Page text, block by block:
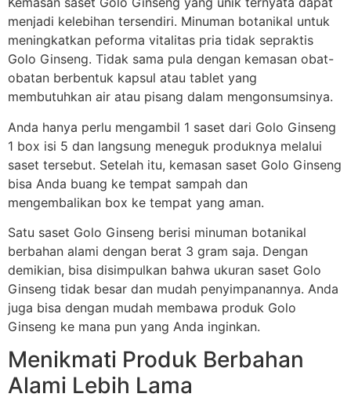
menjadi kelebihan tersendiri. Minuman botanikal untuk
meningkatkan peforma vitalitas pria tidak sepraktis
Golo Ginseng. Tidak sama pula dengan kemasan obat-
obatan berbentuk kapsul atau tablet yang
membutuhkan air atau pisang dalam mengonsumsinya.
Anda hanya perlu mengambil 1 saset dari Golo Ginseng
1 box isi 5 dan langsung meneguk produknya melalui
saset tersebut. Setelah itu, kemasan saset Golo Ginseng
bisa Anda buang ke tempat sampah dan
mengembalikan box ke tempat yang aman.
Satu saset Golo Ginseng berisi minuman botanikal
berbahan alami dengan berat 3 gram saja. Dengan
demikian, bisa disimpulkan bahwa ukuran saset Golo
Ginseng tidak besar dan mudah penyimpanannya. Anda
juga bisa dengan mudah membawa produk Golo
Ginseng ke mana pun yang Anda inginkan.
Menikmati Produk Berbahan
Alami Lebih Lama